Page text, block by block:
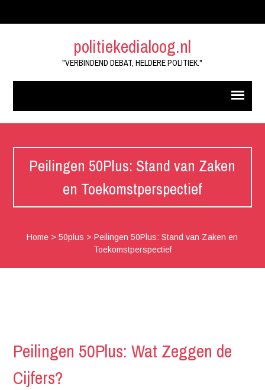
politiekedialoog.nl
"VERBINDEND DEBAT, HELDERE POLITIEK."
Peilingen 50Plus: Stand van Zaken
en Toekomstperspectief
Home >50plus >Peilingen 50Plus: Stand van Zaken en
Toekomstperspectief
Peilingen 50Plus: Wat Zeggen de
Cijfers?